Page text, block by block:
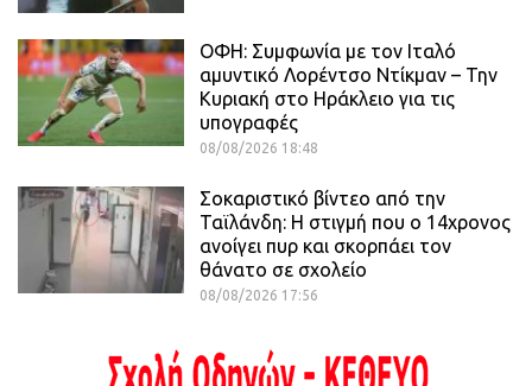
ΟΦΗ: Συμφωνία με τον Ιταλό
αμυντικό Λορέντσο Ντίκμαν – Την
Κυριακή στο Ηράκλειο για τις
υπογραφές
08/08/2026 18:48
Σοκαριστικό βίντεο από την
Ταϊλάνδη: Η στιγμή που ο 14χρονος
ανοίγει πυρ και σκορπάει τον
θάνατο σε σχολείο
08/08/2026 17:56